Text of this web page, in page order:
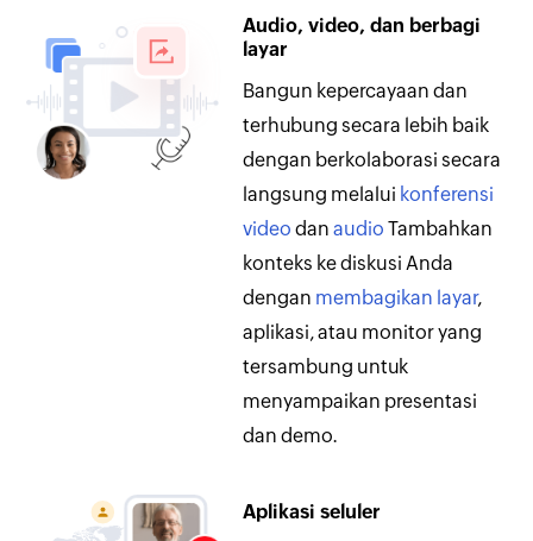
Audio, video, dan berbagi
layar
Bangun kepercayaan dan
terhubung secara lebih baik
dengan berkolaborasi secara
langsung melalui konferensi
video dan audio Tambahkan
konteks ke diskusi Anda
dengan membagikan layar,
aplikasi, atau monitor yang
tersambung untuk
menyampaikan presentasi
dan demo.
Aplikasi seluler
Audio telepon
lambat dan ikuti sesi dengan
menekan nomor di telepon
Anda. Gunakan lebih dari100
nomor panggilan lokaldan
lebih dari 55 nomor bebas
pulsauntuk bergabung dari
berbagai negara.
Jalankan atau ikuti rapat dan